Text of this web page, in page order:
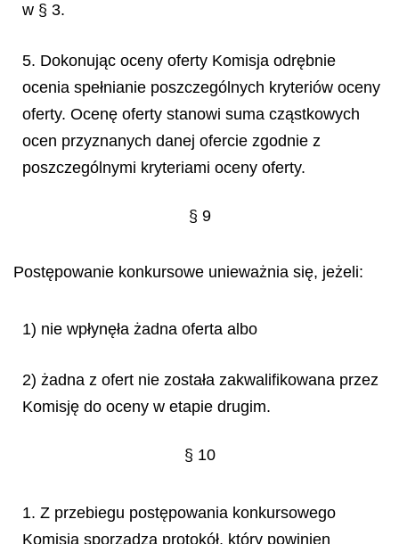
w § 3.
5. Dokonując oceny oferty Komisja odrębnie
ocenia spełnianie poszczególnych kryteriów oceny
oferty. Ocenę oferty stanowi suma cząstkowych
ocen przyznanych danej ofercie zgodnie z
poszczególnymi kryteriami oceny oferty.
§ 9
Postępowanie konkursowe unieważnia się, jeżeli:
1) nie wpłynęła żadna oferta albo
2) żadna z ofert nie została zakwalifikowana przez
Komisję do oceny w etapie drugim.
§ 10
1. Z przebiegu postępowania konkursowego
Komisja sporządza protokół, który powinien